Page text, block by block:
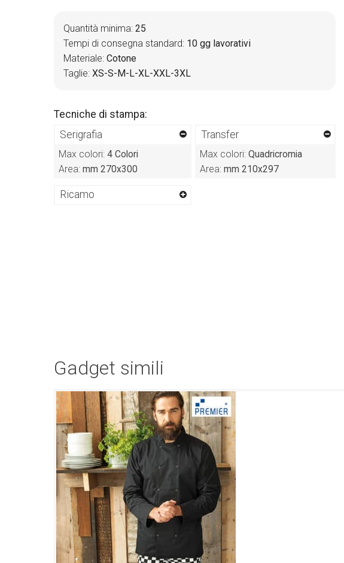
Quantità minima: 25
Tempi di consegna standard: 10 gg lavorativi
Materiale: Cotone
Taglie: XS-S-M-L-XL-XXL-3XL
Tecniche di stampa:
Serigrafia
Max colori:4 Colori
Area:mm 270x300
Ricamo
Transfer
Max colori:Quadricromia
Area:mm 210x297
Gadget simili